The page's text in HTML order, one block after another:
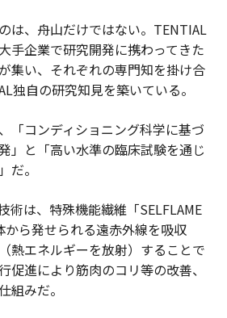
は、舟山だけではない。TENTIAL
手企業で研究開発に携わってきた
集い、それぞれの専門知を掛け合
独自の研究知見を築いている。
「コンディショニング科学に基づ
」と「高い水準の臨床試験を通じ
だ。
術は、特殊機能繊維「SELFLAME
ら発せられる遠赤外線を吸収
熱エネルギーを放射）することで
促進により筋肉のコリ等の改善、
組みだ。